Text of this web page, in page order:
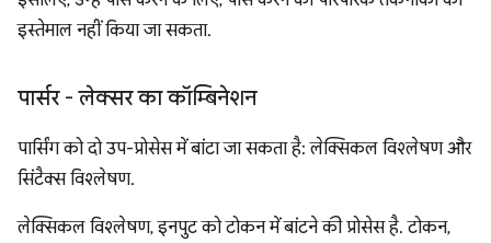
इस्तेमाल नहीं किया जा सकता.
पार्सर - लेक्सर का कॉम्बिनेशन
पार्सिंग को दो उप-प्रोसेस में बांटा जा सकता है: लेक्सिकल विश्लेषण और
सिंटैक्स विश्लेषण.
लेक्सिकल विश्लेषण, इनपुट को टोकन में बांटने की प्रोसेस है. टोकन,